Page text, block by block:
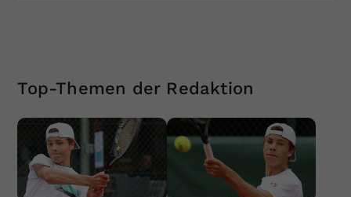
Top-Themen der Redaktion